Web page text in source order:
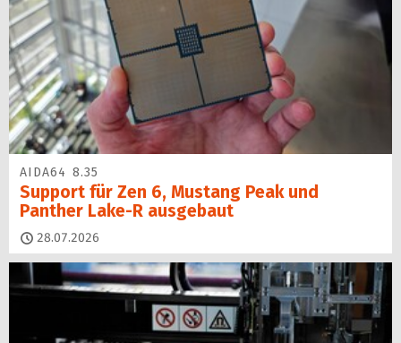
AIDA64 8.35
Support für Zen 6, Mustang Peak und
Panther Lake-R ausgebaut
28.07.2026